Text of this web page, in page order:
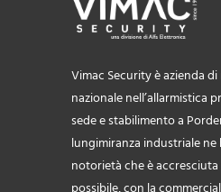
Vimac Security è azienda
nazionale nell’allarmistica
sede e stabilimento a
lungimiranza industriale
notorietà che è